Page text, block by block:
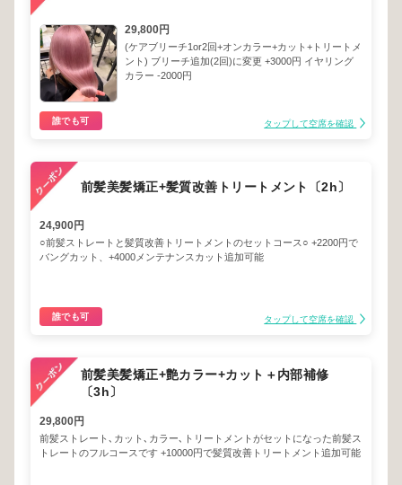
29,800円
(ケアブリーチ1or2回+オンカラー+カット+トリートメ
ント) ブリーチ追加(2回)に変更 +3000円 イヤリング
カラー -2000円
誰でも可 タップして空席を確認
前髪美髪矯正+髪質改善トリートメント〔2h〕
24,900円
○前髪ストレートと髪質改善トリートメントのセットコース○ +2200円で
バングカット、+4000メンテナンスカット追加可能
誰でも可 タップして空席を確認
前髪美髪矯正+艶カラー+カット＋内部補修
〔3h〕
29,800円
前髪ストレート､カット､カラー､トリートメントがセットになった前髪ス
トレートのフルコースです +10000円で髪質改善トリートメント追加可能